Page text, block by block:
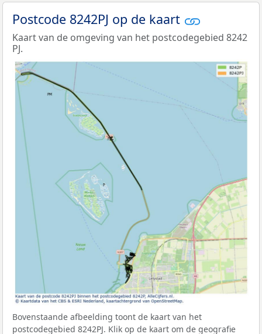
Postcode 8242PJ op de kaart
Kaart van de omgeving van het postcodegebied 8242
PJ.
Bovenstaande afbeelding toont de kaart van het
postcodegebied 8242PJ. Klik op de kaart om de geografie